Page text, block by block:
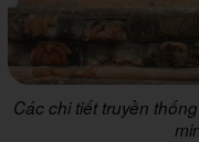
Các chi tiết truyền